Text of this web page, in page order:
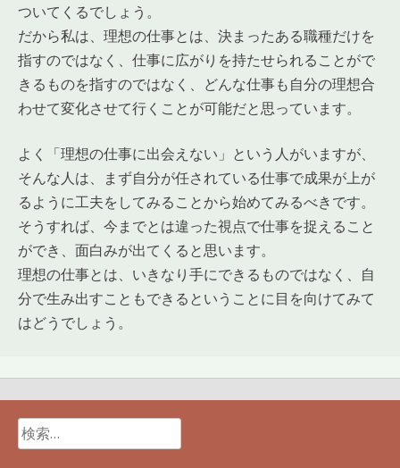
ついてくるでしょう。
だから私は、理想の仕事とは、決まったある職種だけを
指すのではなく、仕事に広がりを持たせられることがで
きるものを指すのではなく、どんな仕事も自分の理想合
わせて変化させて行くことが可能だと思っています。
よく「理想の仕事に出会えない」という人がいますが、
そんな人は、まず自分が任されている仕事で成果が上が
るように工夫をしてみることから始めてみるべきです。
そうすれば、今までとは違った視点で仕事を捉えること
ができ、面白みが出てくると思います。
理想の仕事とは、いきなり手にできるものではなく、自
分で生み出すこともできるということに目を向けてみて
はどうでしょう。
検
索: